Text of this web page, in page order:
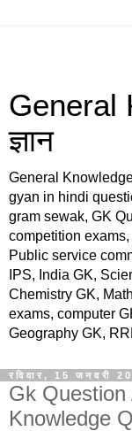
General
ज्ञान
General
gyan in hindi
gram sewak, GK
competition
Public service
IPS, India GK,
Chemistry GK,
exams, computer
Geography GK,
रविवार, 15 जनवरी
Gk Question
Knowledge